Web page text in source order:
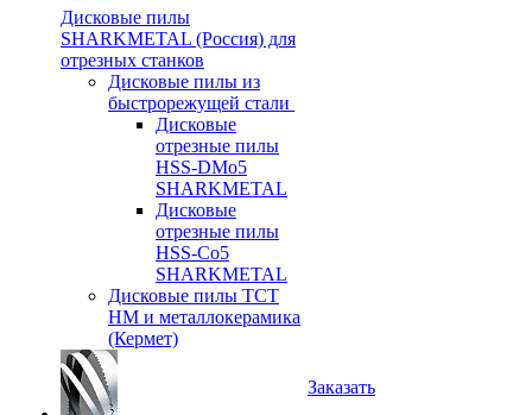
Дисковые пилы
SHARKMETAL (Россия) для
отрезных станков
Дисковые пилы из
быстрорежущей стали
Дисковые
отрезные пилы
HSS-DMo5
SHARKMETAL
Дисковые
отрезные пилы
HSS-Co5
SHARKMETAL
Дисковые пилы ТСТ
НМ и металлокерамика
(Кермет)
Заказать